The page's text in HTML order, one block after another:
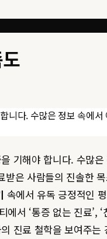
니다. 수많은 정보 속에
기해야 합니다. 수많
은 사람들의 진솔한
속에서 유독 긍정적인
서 ‘통증 없는 진료’,
진료 철학을 보여주